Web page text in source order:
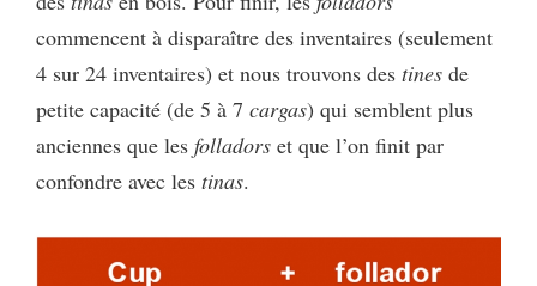
commencent à disparaître des inventaires (seulement
4 sur 24 inventaires) et nous trouvons des tines de
petite capacité (de 5 à 7 cargas) qui semblent plus
anciennes que les folladors et que l’on finit par
confondre avec les tinas.